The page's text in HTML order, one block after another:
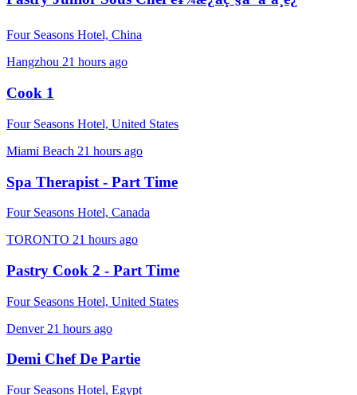
Four Seasons Hotel, China
Hangzhou 21 hours ago
Cook 1
Four Seasons Hotel, United States
Miami Beach 21 hours ago
Spa Therapist - Part Time
Four Seasons Hotel, Canada
TORONTO 21 hours ago
Pastry Cook 2 - Part Time
Four Seasons Hotel, United States
Denver 21 hours ago
Demi Chef De Partie
Four Seasons Hotel, Egypt